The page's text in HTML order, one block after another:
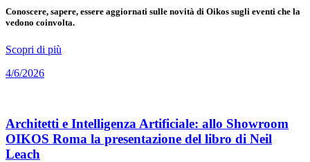
Conoscere, sapere, essere aggiornati sulle novità di Oikos sugli eventi che la
vedono coinvolta.
Scopri di più
4/6/2026
Architetti e Intelligenza Artificiale: allo Showroom
OIKOS Roma la presentazione del libro di Neil
Leach